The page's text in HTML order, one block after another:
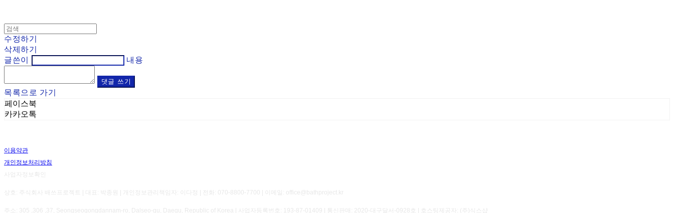
수정하기
삭제하기
글쓴이
내용
댓글 쓰기
목록으로 가기
페이스북
카카오톡
이용약관
개인정보처리방침
사업자정보확인
상호: 주식회사 배쓰프로젝트 | 대표: 박종원 | 개인정보관리책임자: 이다정 | 전화: 070-8800-7700 | 이메일: office@bathproject.kr
주소: 305 ,306 ,37, Seongseogongdannam-ro, Dalseo-gu, Daegu, Republic of Korea | 사업자등록번호: 193-87-01409 2020-대구달서-0928호 | 호스팅제공자: (주)식스샵